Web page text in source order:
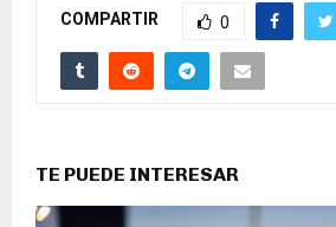
COMPARTIR 0
TE PUEDE INTERESAR